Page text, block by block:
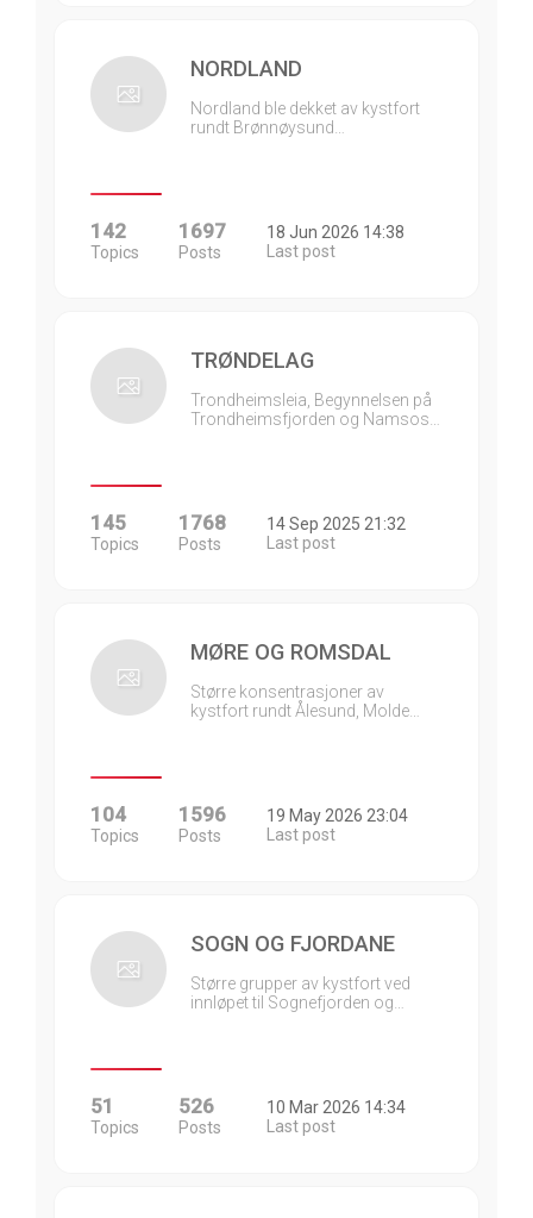
NORDLAND
Nordland ble dekket av kystfort
rundt Brønnøysund…
142
Topics
1697
Posts
18 Jun 2026 14:38
Last post
TRØNDELAG
Trondheimsleia, Begynnelsen på
Trondheimsfjorden og Namsos…
145
Topics
1768
Posts
14 Sep 2025 21:32
Last post
MØRE OG ROMSDAL
Større konsentrasjoner av
kystfort rundt Ålesund, Molde…
104
Topics
1596
Posts
19 May 2026 23:04
Last post
SOGN OG FJORDANE
Større grupper av kystfort ved
innløpet til Sognefjorden og…
51
Topics
526
Posts
10 Mar 2026 14:34
Last post